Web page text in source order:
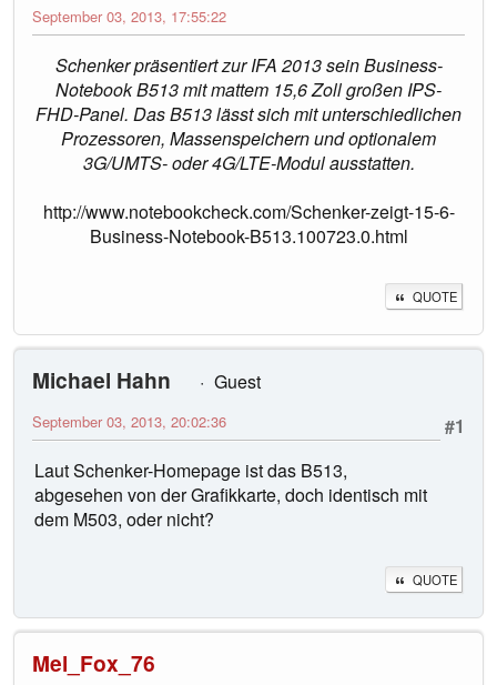
September 03, 2013, 17:55:22
Schenker präsentiert zur IFA 2013 sein Business-
Notebook B513 mit mattem 15,6 Zoll großen IPS-
FHD-Panel. Das B513 lässt sich mit unterschiedlichen
Prozessoren, Massenspeichern und optionalem
3G/UMTS- oder 4G/LTE-Modul ausstatten.
http://www.notebookcheck.com/Schenker-zeigt-15-6-
Business-Notebook-B513.100723.0.html
QUOTE
Michael Hahn
Guest
#1
September 03, 2013, 20:02:36
Laut Schenker-Homepage ist das B513,
abgesehen von der Grafikkarte, doch identisch mit
dem M503, oder nicht?
QUOTE
Mel_Fox_76